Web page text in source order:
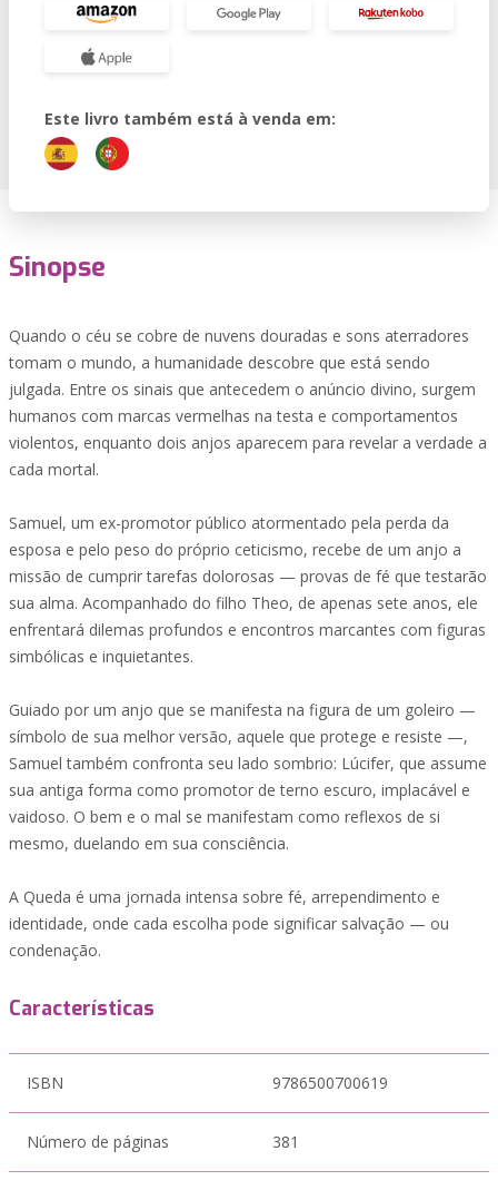
Este livro também está à venda em:
Sinopse
Quando o céu se cobre de nuvens douradas e sons aterradores
tomam o mundo, a humanidade descobre que está sendo
julgada. Entre os sinais que antecedem o anúncio divino, surgem
humanos com marcas vermelhas na testa e comportamentos
violentos, enquanto dois anjos aparecem para revelar a verdade a
cada mortal.
Samuel, um ex-promotor público atormentado pela perda da
esposa e pelo peso do próprio ceticismo, recebe de um anjo a
missão de cumprir tarefas dolorosas — provas de fé que testarão
sua alma. Acompanhado do filho Theo, de apenas sete anos, ele
enfrentará dilemas profundos e encontros marcantes com figuras
simbólicas e inquietantes.
Guiado por um anjo que se manifesta na figura de um goleiro —
símbolo de sua melhor versão, aquele que protege e resiste —,
Samuel também confronta seu lado sombrio: Lúcifer, que assume
sua antiga forma como promotor de terno escuro, implacável e
vaidoso. O bem e o mal se manifestam como reflexos de si
mesmo, duelando em sua consciência.
A Queda é uma jornada intensa sobre fé, arrependimento e
identidade, onde cada escolha pode significar salvação — ou
condenação.
Características
ISBN 9786500700619
Número de páginas 381